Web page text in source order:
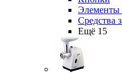
Элементы
Средства
Ещё 15